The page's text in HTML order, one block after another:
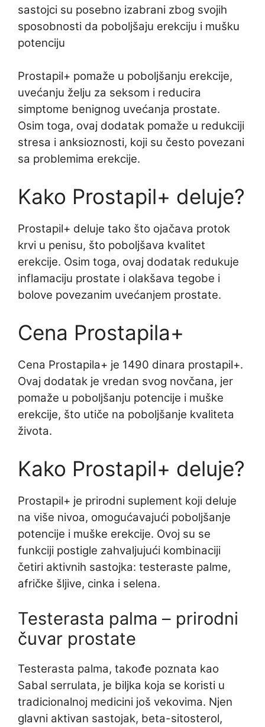
sastojci su posebno izabrani zbog svojih
sposobnosti da poboljšaju erekciju i mušku
potenciju
Prostapil+ pomaže u poboljšanju erekcije,
uvećanju želju za seksom i reducira
simptome benignog uvećanja prostate.
Osim toga, ovaj dodatak pomaže u redukciji
stresa i anksioznosti, koji su često povezani
sa problemima erekcije.
Kako Prostapil+ deluje?
Prostapil+ deluje tako što ojačava protok
krvi u penisu, što poboljšava kvalitet
erekcije. Osim toga, ovaj dodatak redukuje
inflamaciju prostate i olakšava tegobe i
bolove povezanim uvećanjem prostate.
Cena Prostapila+
Cena Prostapila+ je 1490 dinara prostapil+.
Ovaj dodatak je vredan svog novčana, jer
pomaže u poboljšanju potencije i muške
erekcije, što utiče na poboljšanje kvaliteta
života.
Kako Prostapil+ deluje?
Prostapil+ je prirodni suplement koji deluje
na više nivoa, omogućavajući poboljšanje
potencije i muške erekcije. Ovoj su se
funkciji postigle zahvaljujući kombinaciji
četiri aktivnih sastojka: testeraste palme,
afričke šljive, cinka i selena.
Testerasta palma – prirodni
čuvar prostate
Testerasta palma, takođe poznata kao
Sabal serrulata, je biljka koja se koristi u
tradicionalnoj medicini još vekovima. Njen
glavni aktivan sastojak, beta-sitosterol,